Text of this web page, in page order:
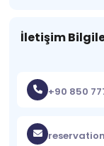
İletişim
+90 850